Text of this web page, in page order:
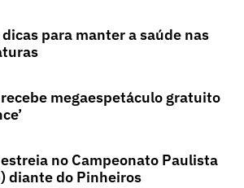
para manter a saúde nas
megaespetáculo gratuito
no Campeonato Paulista
diante do Pinheiros